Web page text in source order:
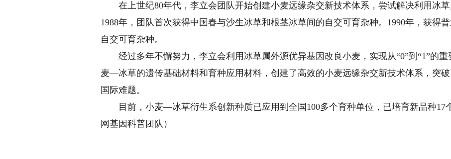
在上世纪80年代，李立会团队开始创建小麦远缘杂交新技术体系，尝试解决利用冰草
1988年，团队首次获得中国春与沙生冰草和根茎冰草间的自交可育杂种。1990年，获得
自交可育杂种。
经过多年不懈努力，李立会利用冰草属外源优异基因改良小麦，实现从“0”到“1”的重
麦—冰草的遗传基础材料和育种应用材料，创建了高效的小麦远缘杂交新技术体系，突
国际难题。
目前，小麦—冰草衍生系创新种质已应用到全国100多个育种单位，已培育新品种17
网基因科普团队）